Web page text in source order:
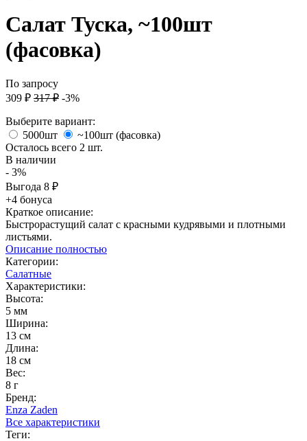
Салат Туска, ~100шт
(фасовка)
По запросу
309 ₽ 317 ₽ -3%
Выберите вариант:
5000шт
~100шт (фасовка)
Осталось всего 2 шт.
В наличии
- 3%
Выгода 8 ₽
+4 бонуса
Краткое описание:
​ Быстрорастущий салат с красными кудрявыми и плотными
листьями.
Описание полностью
Категории:
Салатные
Характеристики:
Высота:
5 мм
Ширина:
13 см
Длина:
18 см
Вес:
8 г
Бренд:
Enza Zaden
Все характеристики
Теги: